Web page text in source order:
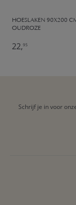
HOESLAKEN 90X200
OUDROZE
22,95
Schrijf je in voor